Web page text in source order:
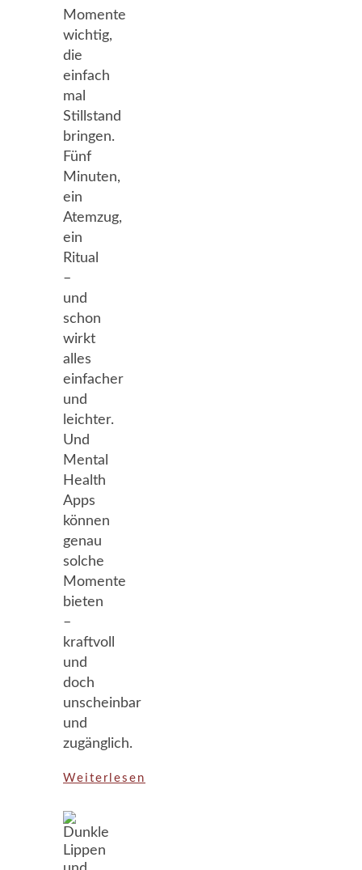
Momente
wichtig,
die
einfach
mal
Stillstand
bringen.
Fünf
Minuten,
ein
Atemzug,
ein
Ritual
–
und
schon
wirkt
alles
einfacher
und
leichter.
Und
Mental
Health
Apps
können
genau
solche
Momente
bieten
–
kraftvoll
und
doch
unscheinbar
und
zugänglich.
Weiterlesen